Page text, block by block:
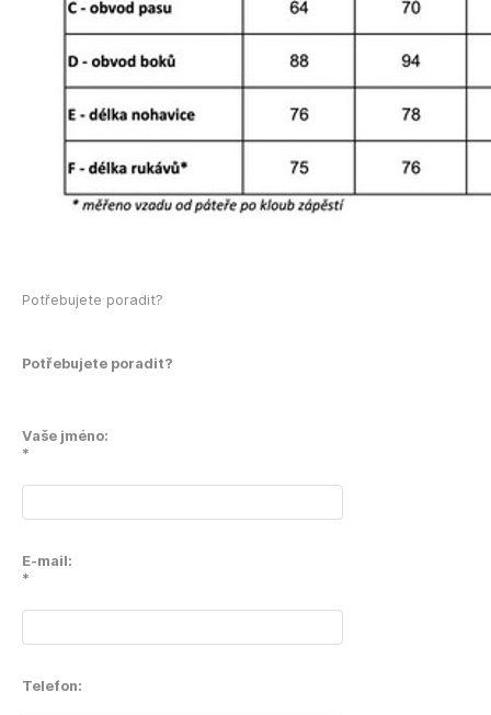
Potřebujete poradit?
Potřebujete poradit?
Vaše jméno:
*
E-mail:
*
Telefon: